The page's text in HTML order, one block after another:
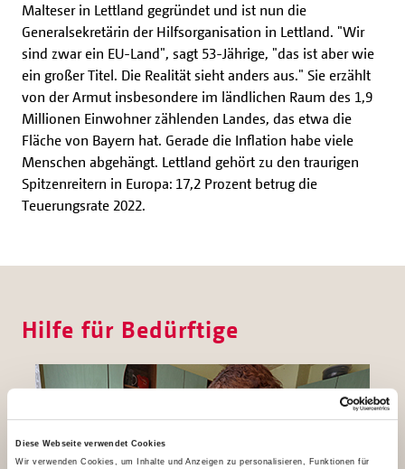
Diese Webseite verwendet Cookies
Wir verwenden Cookies, um Inhalte und Anzeigen zu personalisieren, Funktionen für
Malteser in Lettland gegründet und ist nun die
Generalsekretärin der Hilfsorganisation in Lettland. "Wir
sind zwar ein EU-Land", sagt 53-Jährige, "das ist aber wie
ein großer Titel. Die Realität sieht anders aus." Sie erzählt
von der Armut insbesondere im ländlichen Raum des 1,9
Millionen Einwohner zählenden Landes, das etwa die
Fläche von Bayern hat. Gerade die Inflation habe viele
Menschen abgehängt. Lettland gehört zu den traurigen
Spitzenreitern in Europa: 17,2 Prozent betrug die
Teuerungsrate 2022.
Hilfe für Bedürftige